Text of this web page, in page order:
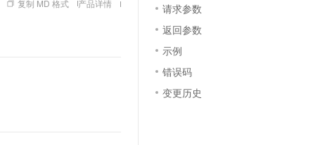
复制 MD 格式 产品详情
请求参数
返回参数
示例
错误码
变更历史